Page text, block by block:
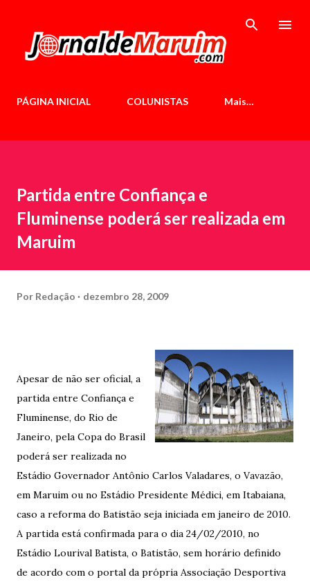
PÁGINA INICIAL COLUNISTAS Mais…
Partida entre Confiança e
Fluminense poderá ser realizada em
Maruim
Por Redação dezembro 28, 2009
Apesar de não ser oficial, a
partida entre Confiança e
Fluminense, do Rio de
Janeiro, pela Copa do Brasil
poderá ser realizada no
Estádio Governador Antônio Carlos Valadares, o Vavazão,
em Maruim ou no Estádio Presidente Médici, em Itabaiana,
caso a reforma do Batistão seja iniciada em janeiro de 2010.
A partida está confirmada para o dia 24/02/2010, no
Estádio Lourival Batista, o Batistão, sem horário definido
de acordo com o portal da própria Associação Desportiva